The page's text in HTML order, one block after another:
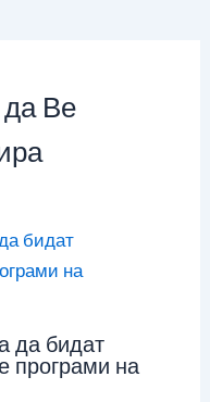
Ве
да бидат
програми на